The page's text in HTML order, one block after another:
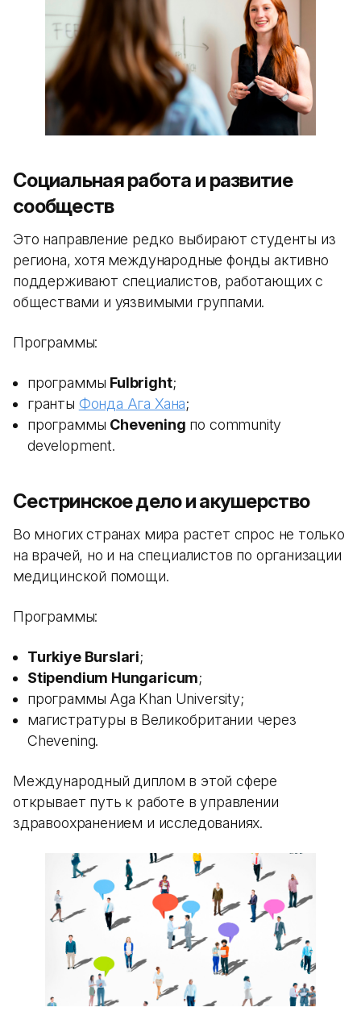
Социальная работа и развитие
сообществ
Это направление редко выбирают студенты из
региона, хотя международные фонды активно
поддерживают специалистов, работающих с
обществами и уязвимыми группами.
Программы:
программы Fulbright;
гранты Фонда Ага Хана;
программы Chevening по community
development.
Сестринское дело и акушерство
Во многих странах мира растет спрос не только
на врачей, но и на специалистов по организации
медицинской помощи.
Программы:
Turkiye Burslari;
Stipendium Hungaricum;
программы Aga Khan University;
магистратуры в Великобритании через
Chevening.
Международный диплом в этой сфере
открывает путь к работе в управлении
здравоохранением и исследованиях.